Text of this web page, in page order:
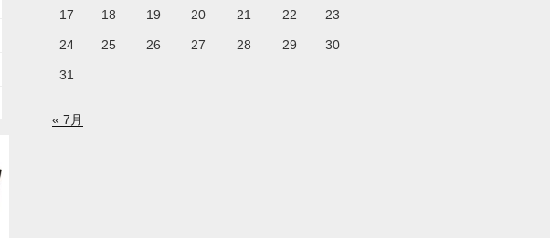
17 18 19 20 21 22 23
24 25 26 27 28 29 30
31
« 7月